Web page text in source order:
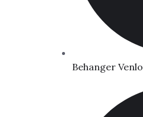
Behanger Venlo